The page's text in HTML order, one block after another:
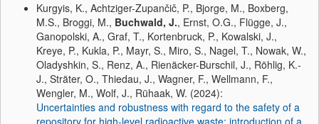
Kurgyis, K., Achtziger-Zupančič, P., Bjorge, M., Boxberg,
M.S., Broggi, M., Buchwald, J., Ernst, O.G., Flügge, J.,
Ganopolski, A., Graf, T., Kortenbruck, P., Kowalski, J.,
Kreye, P., Kukla, P., Mayr, S., Miro, S., Nagel, T., Nowak, W.,
Oladyshkin, S., Renz, A., Rienäcker-Burschil, J., Röhlig, K.-
J., Sträter, O., Thiedau, J., Wagner, F., Wellmann, F.,
Wengler, M., Wolf, J., Rühaak, W. (2024):
Uncertainties and robustness with regard to the safety of a